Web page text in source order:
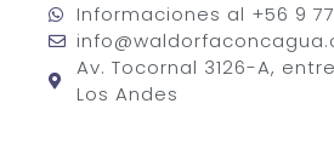
Informaciones al +56 9
Av. Tocornal 3126-A,
Los Andes